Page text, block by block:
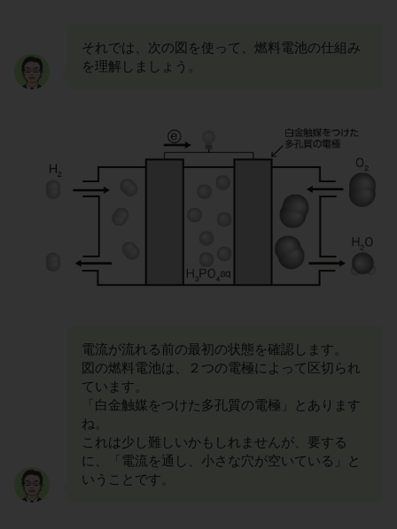
それでは、次の図を使って、燃料電池の仕組み
を理解しましょう。
電流が流れる前の最初の状態を確認します。
図の燃料電池は、２つの電極によって区切られ
ています。
「白金触媒をつけた多孔質の電極」とあります
ね。
これは少し難しいかもしれませんが、要する
に、「電流を通し、小さな穴が空いている」と
いうことです。